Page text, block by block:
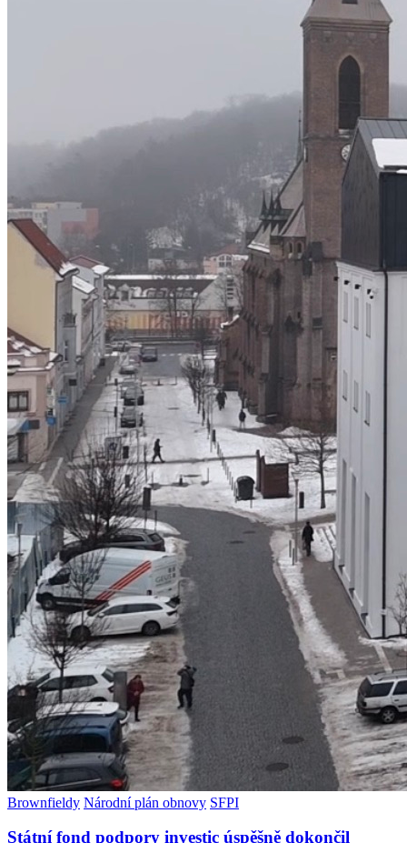
Brownfieldy Národní plán obnovy SFPI
Státní fond podpory investic úspěšně dokončil